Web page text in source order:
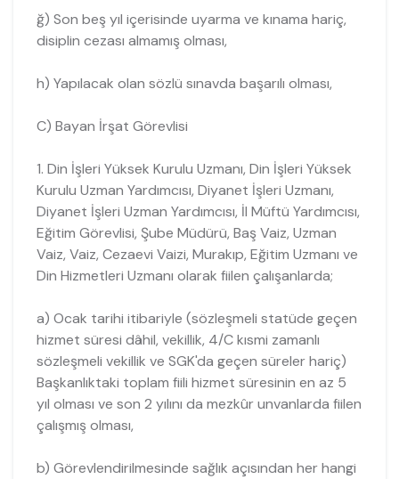
ğ) Son beş yıl içerisinde uyarma ve kınama hariç,
disiplin cezası almamış olması,
h) Yapılacak olan sözlü sınavda başarılı olması,
C) Bayan İrşat Görevlisi
1. Din İşleri Yüksek Kurulu Uzmanı, Din İşleri Yüksek
Kurulu Uzman Yardımcısı, Diyanet İşleri Uzmanı,
Diyanet İşleri Uzman Yardımcısı, İl Müftü Yardımcısı,
Eğitim Görevlisi, Şube Müdürü, Baş Vaiz, Uzman
Vaiz, Vaiz, Cezaevi Vaizi, Murakıp, Eğitim Uzmanı ve
Din Hizmetleri Uzmanı olarak fiilen çalışanlarda;
a) Ocak tarihi itibariyle (sözleşmeli statüde geçen
hizmet süresi dâhil, vekillik, 4/C kısmi zamanlı
sözleşmeli vekillik ve SGK'da geçen süreler hariç)
Başkanlıktaki toplam fiili hizmet süresinin en az 5
yıl olması ve son 2 yılını da mezkûr unvanlarda fiilen
çalışmış olması,
b) Görevlendirilmesinde sağlık açısından her hangi